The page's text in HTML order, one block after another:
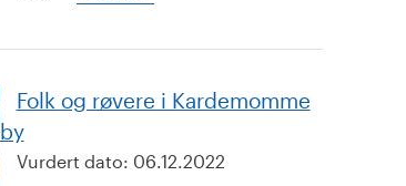
Folk og røvere i Kardemomme
by
Vurdert dato: 06.12.2022